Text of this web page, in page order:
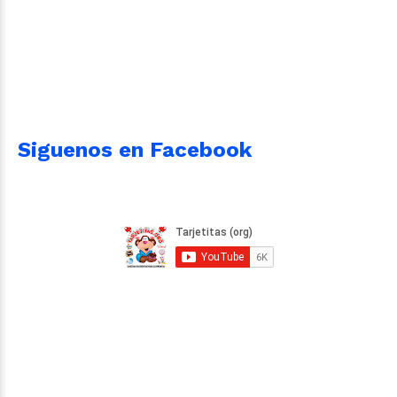
Siguenos en Facebook